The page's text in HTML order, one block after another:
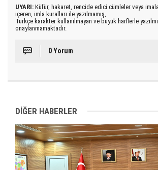
UYARI: Küfür, hakaret, rencide edici cümleler veya
içeren, imla kuralları ile yazılmamış,
Türkçe karakter kullanılmayan ve büyük harflerle
onaylanmamaktadır.
0 Yorum
DİĞER HABERLER